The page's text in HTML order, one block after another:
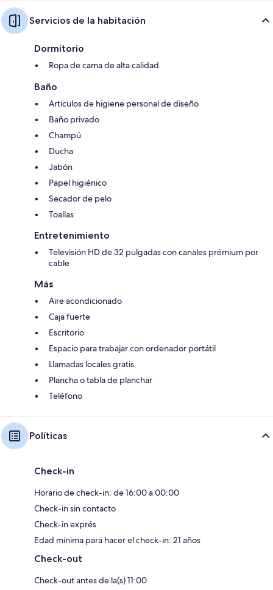
Servicios de la habitación
Dormitorio
Ropa de cama de alta calidad
Baño
Artículos de higiene personal de diseño
Baño privado
Champú
Ducha
Jabón
Papel higiénico
Secador de pelo
Toallas
Entretenimiento
Televisión HD de 32 pulgadas con canales prémium por
cable
Más
Aire acondicionado
Caja fuerte
Escritorio
Espacio para trabajar con ordenador portátil
Llamadas locales gratis
Plancha o tabla de planchar
Teléfono
Políticas
Check-in
Horario de check-in: de 16:00 a 00:00
Check-in sin contacto
Check-in exprés
Edad mínima para hacer el check-in: 21 años
Check-out
Check-out antes de la(s) 11:00